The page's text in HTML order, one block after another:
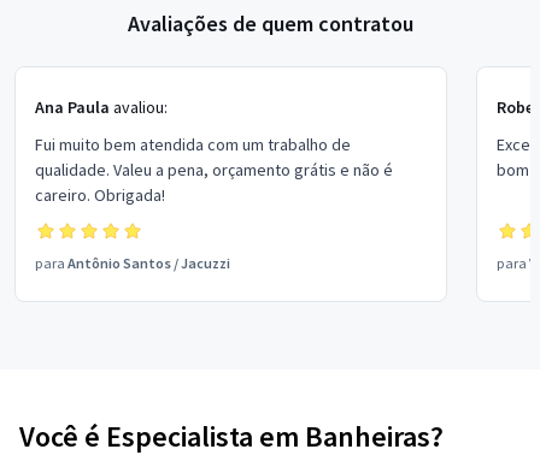
Avaliações de quem contratou
Ana Paula avaliou:
Fui muito bem atendida com um trabalho de
qualidade. Valeu a pena, orçamento grátis e não é
careiro. Obrigada!
para Antônio Santos /Jacuzzi
bom
para
Você é Especialista em Banheiras?